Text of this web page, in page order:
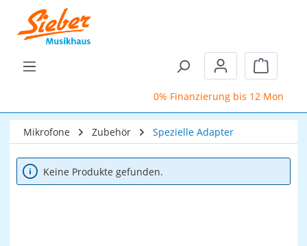
Zum Hauptinhalt springen
0% Finanzierung bis 12 Monate
Mikrofone Zubehör Spezielle Adapter
Keine Produkte gefunden.